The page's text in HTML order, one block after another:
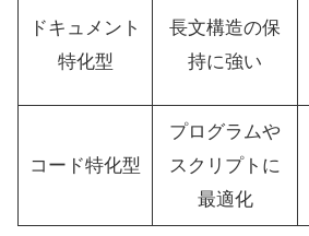
ドキュメント
特化型
長文構造の保
持に強い
コード特化型
プログラムや
スクリプトに
最適化